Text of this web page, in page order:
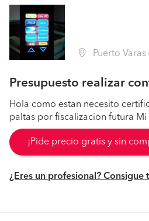
Puerto Varas (Región X
Presupuesto realizar
Hola como estan necesito
paltas por fiscalizacion futura
¡Pide precio gratis y sin
¿Eres un profesional? Consigue